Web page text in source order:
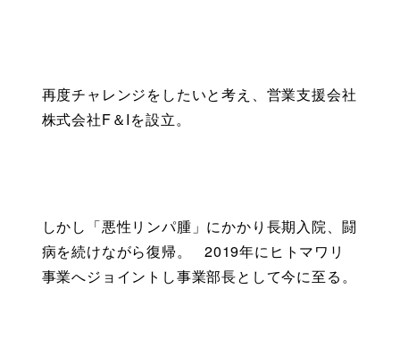
再度チャレンジをしたいと考え、営業支援会社
株式会社F＆Iを設立。
しかし「悪性リンパ腫」にかかり長期入院、闘
病を続けながら復帰。   2019年にヒトマワリ
事業へジョイントし事業部長として今に至る。